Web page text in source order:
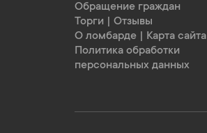
Обращение граждан
Торги
Отзывы
О ломбарде
Карта сайта
Политика обработки
персональных данных